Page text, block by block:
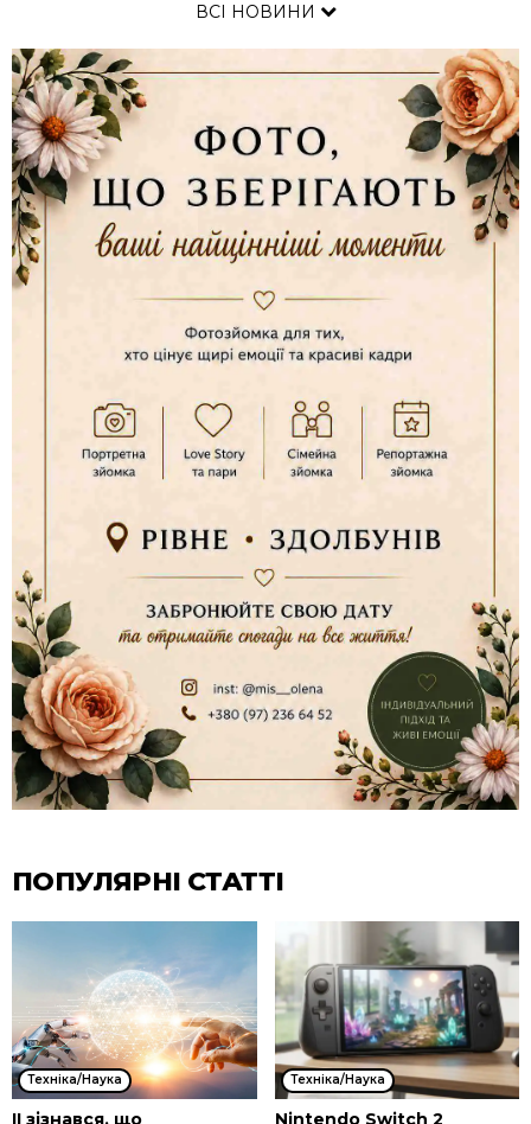
ВСІ НОВИНИ
ПОПУЛЯРНІ СТАТТІ
Техніка/Наука
ІІ зізнався, що
Техніка/Наука
Nintendo Switch 2